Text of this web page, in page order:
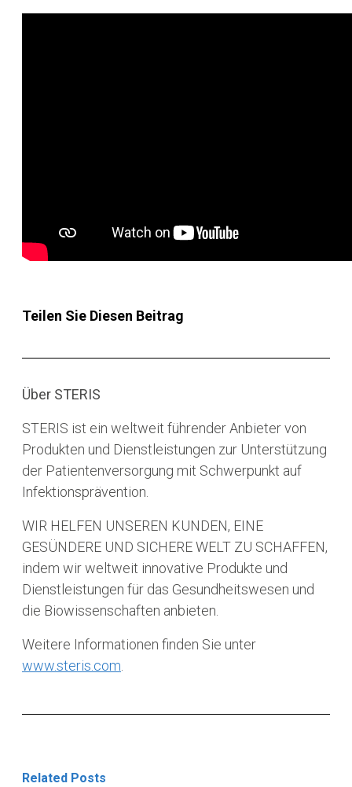
Teilen Sie Diesen Beitrag
Über STERIS
STERIS ist ein weltweit führender Anbieter von
Produkten und Dienstleistungen zur Unterstützung
der Patientenversorgung mit Schwerpunkt auf
Infektionsprävention.
WIR HELFEN UNSEREN KUNDEN, EINE
GESÜNDERE UND SICHERE WELT ZU SCHAFFEN,
indem wir weltweit innovative Produkte und
Dienstleistungen für das Gesundheitswesen und
die Biowissenschaften anbieten.
Weitere Informationen finden Sie unter
www.steris.com.
Related Posts